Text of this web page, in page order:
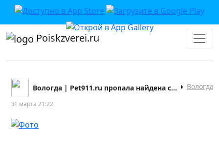
Poiskzverei.ru
Вологда | Pet911.ru пропала найдена собака кошка Вологда
31 марта 21:22